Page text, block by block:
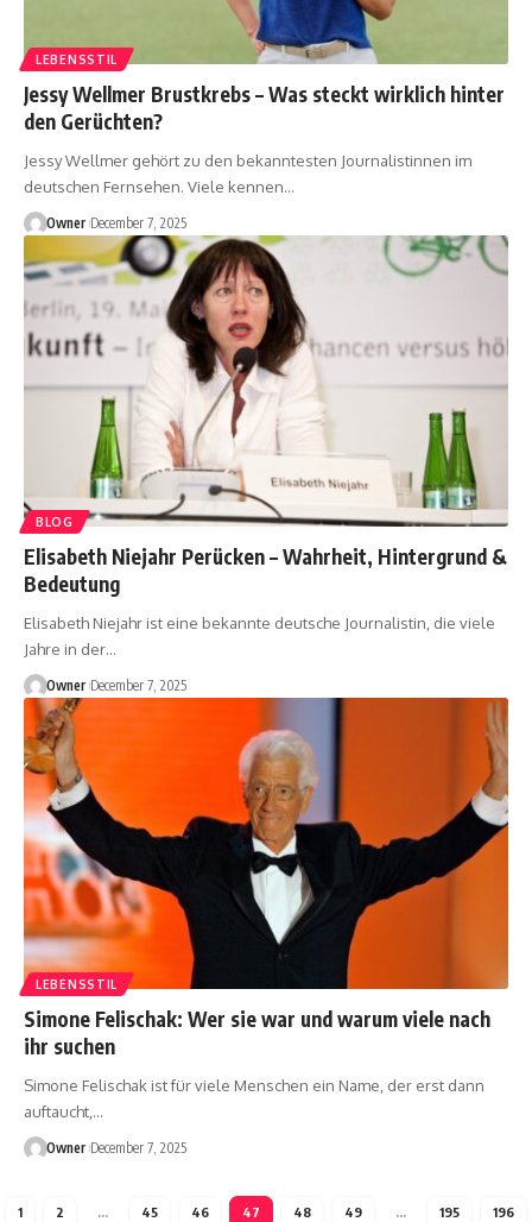
LEBENSSTIL
Jessy Wellmer Brustkrebs – Was steckt wirklich hinter
den Gerüchten?
Jessy Wellmer gehört zu den bekanntesten Journalistinnen im
deutschen Fernsehen. Viele kennen…
Owner December 7, 2025
BLOG
Elisabeth Niejahr Perücken – Wahrheit, Hintergrund &
Bedeutung
Elisabeth Niejahr ist eine bekannte deutsche Journalistin, die viele
Jahre in der…
Owner December 7, 2025
LEBENSSTIL
Simone Felischak: Wer sie war und warum viele nach
ihr suchen
Simone Felischak ist für viele Menschen ein Name, der erst dann
auftaucht, …
Owner December 7, 2025
1 2 … 45 46 47 48 49 … 195 196